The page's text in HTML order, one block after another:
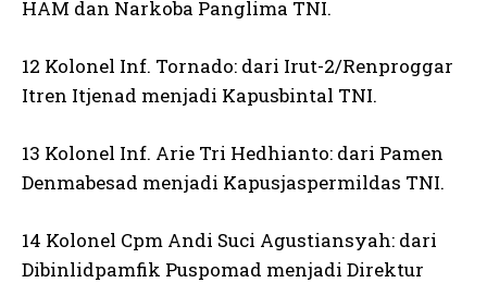
HAM dan Narkoba Panglima TNI.
12 Kolonel Inf. Tornado: dari Irut-2/Renproggar
Itren Itjenad menjadi Kapusbintal TNI.
13 Kolonel Inf. Arie Tri Hedhianto: dari Pamen
Denmabesad menjadi Kapusjaspermildas TNI.
14 Kolonel Cpm Andi Suci Agustiansyah: dari
Dibinlidpamfik Puspomad menjadi Direktur